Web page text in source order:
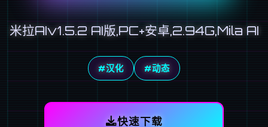
米拉AIv1.5.2 AI版,PC+安卓,2.94G,Mila AI
#汉化 #动态
快速下载